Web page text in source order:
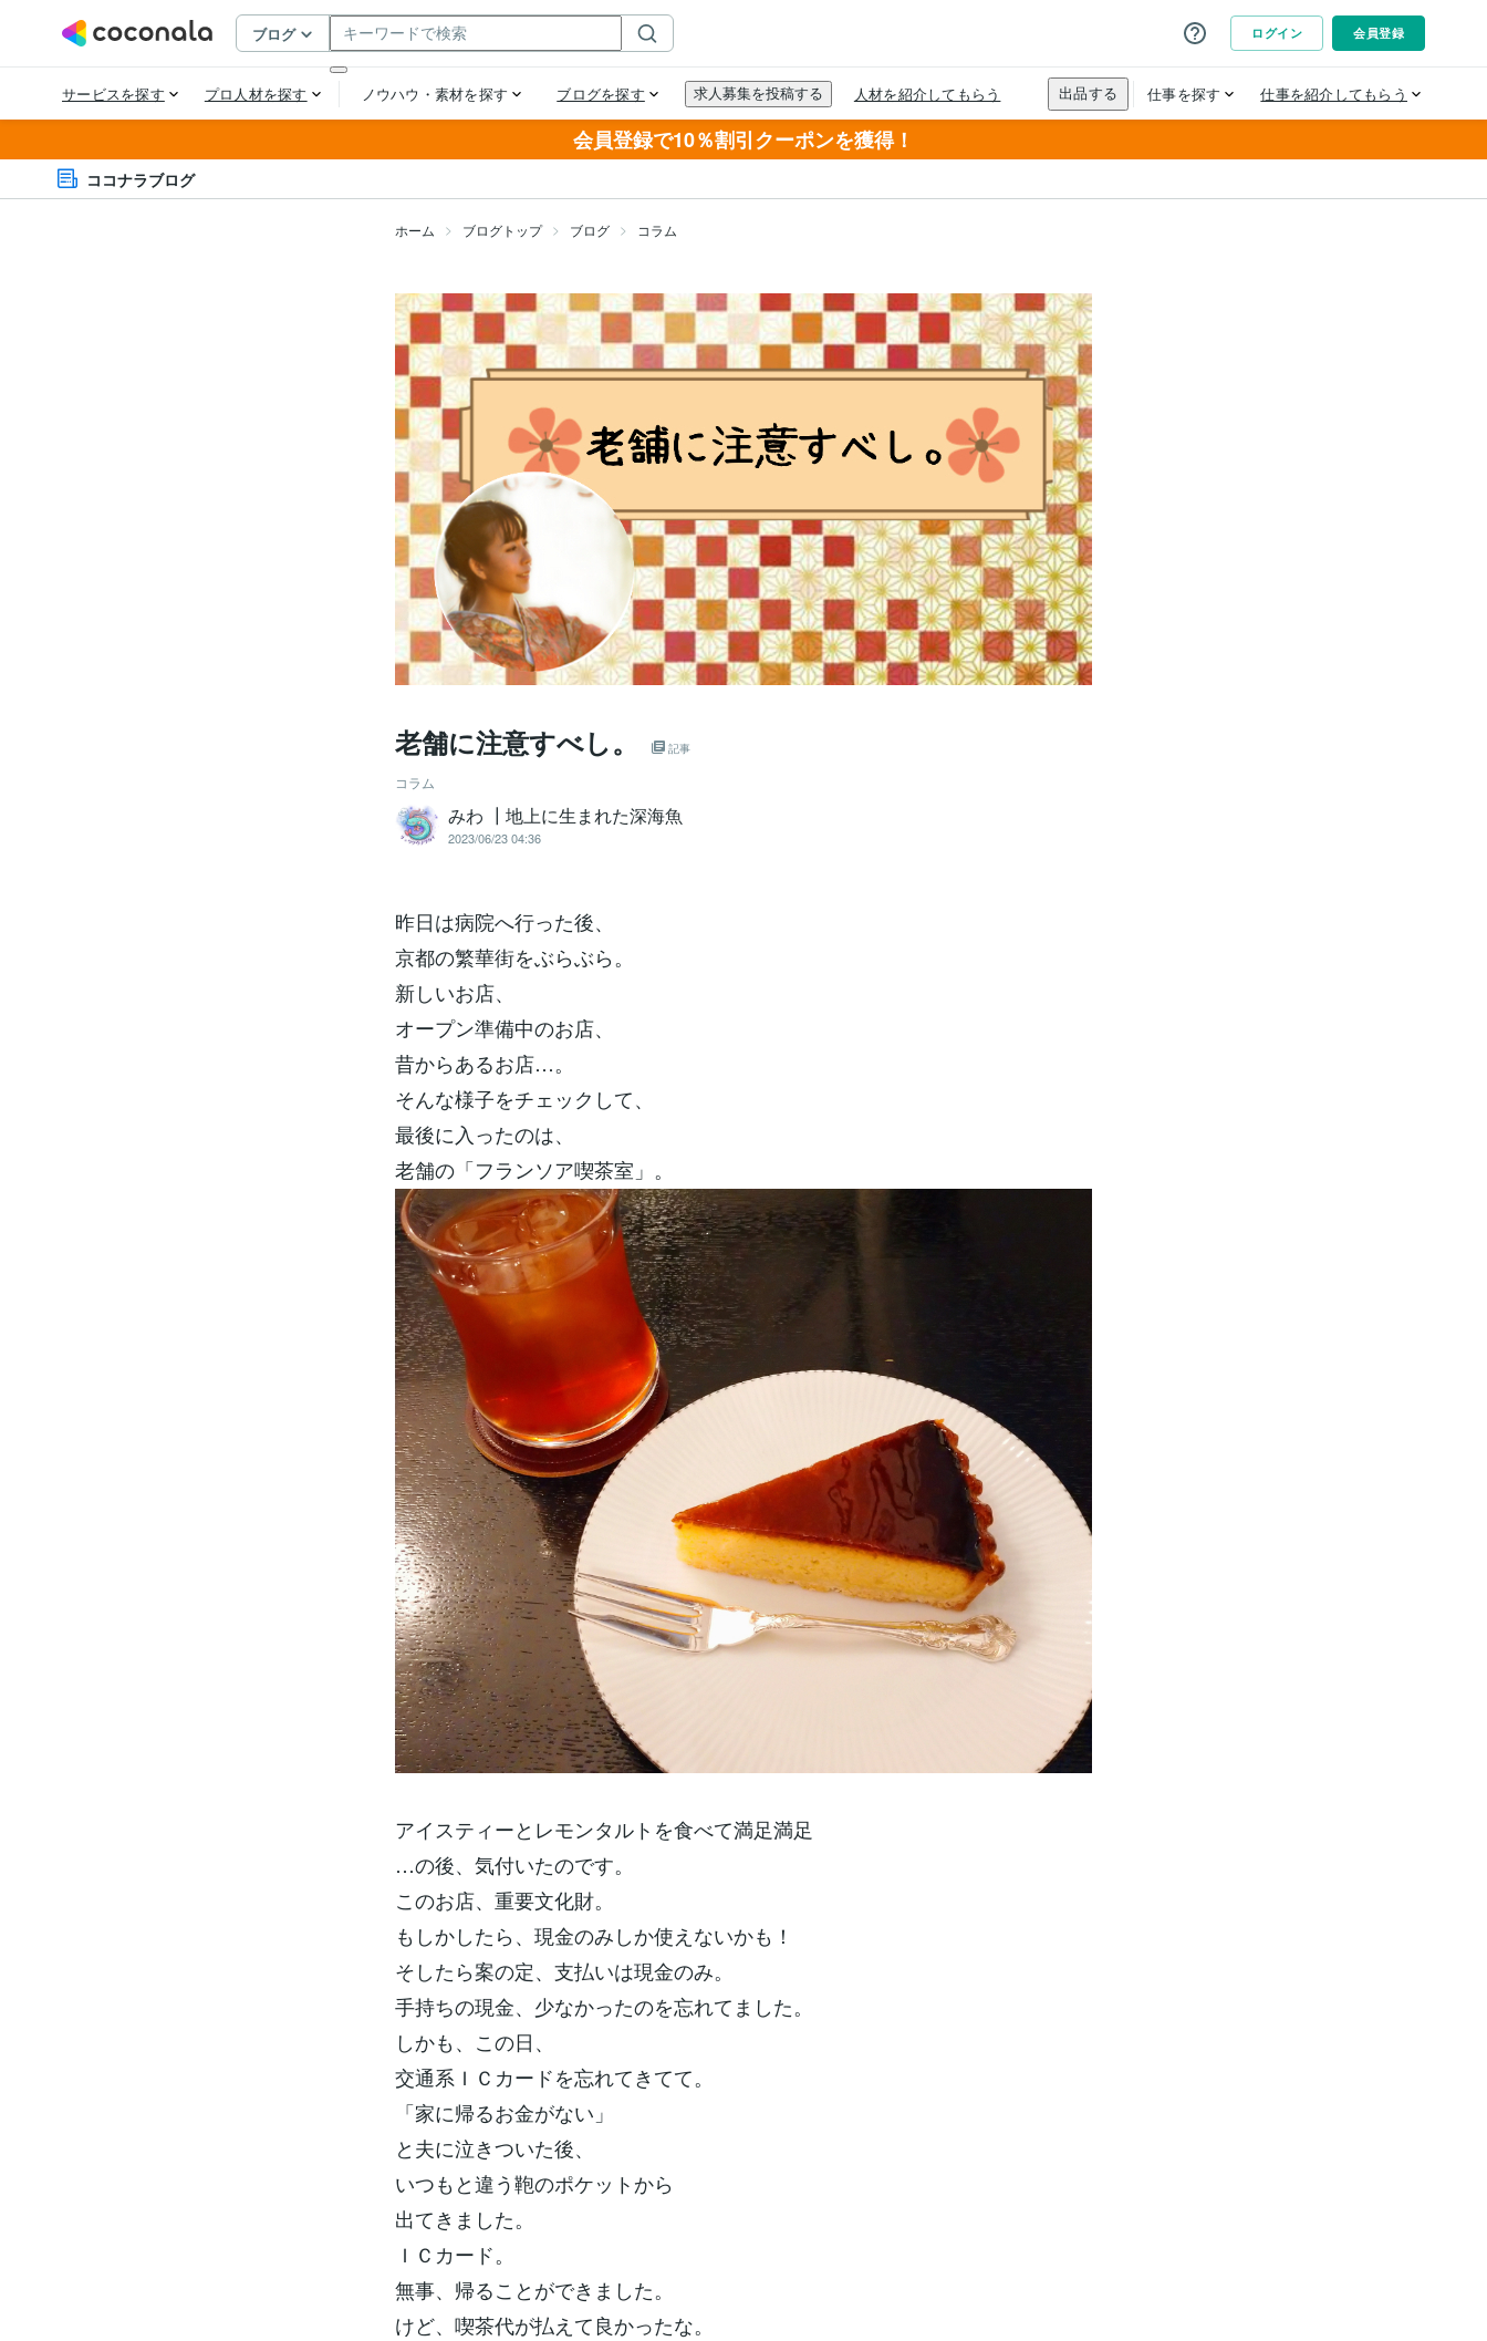
会員登録で10％割引クーポンを獲得！
ココナラブログ
ホーム ブログトップ ブログ コラム
老舗に注意すべし。 記事
コラム
みわ ┃地上に生まれた深海魚
2023/06/23 04:36
昨日は病院へ行った後、
京都の繁華街をぶらぶら。
新しいお店、
オープン準備中のお店、
昔からあるお店…。
そんな様子をチェックして、
最後に入ったのは、
老舗の「フランソア喫茶室」。
アイスティーとレモンタルトを食べて満足満足
…の後、気付いたのです。
このお店、重要文化財。
もしかしたら、現金のみしか使えないかも！
そしたら案の定、支払いは現金のみ。
手持ちの現金、少なかったのを忘れてました。
しかも、この日、
交通系ＩＣカードを忘れてきてて。
「家に帰るお金がない」
と夫に泣きついた後、
いつもと違う鞄のポケットから
出てきました。
ＩＣカード。
無事、帰ることができました。
けど、喫茶代が払えて良かったな。